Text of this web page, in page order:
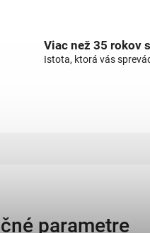
Viac než 35 rokov
Istota, ktorá vás
parametre